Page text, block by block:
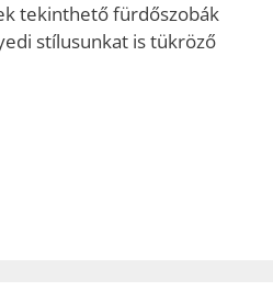
tekinthető fürdőszobák
stílusunkat is tükröző